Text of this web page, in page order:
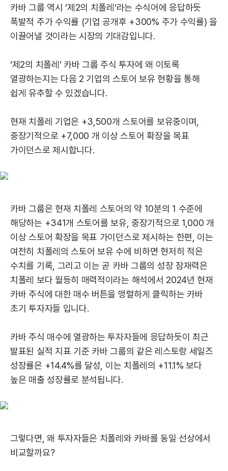
카바 그룹 역시 ‘제2의 치폴레‘라는 수식어에 응답하듯
폭발적 주가 수익률 (기업 공개후 +300% 주가 수익률) 을
이끌어낼 것이라는 시장의 기대감입니다.
‘제2의 치폴레’ 카바 그룹 주식 투자에 왜 이토록
열광하는지는 다음 2 기업의 스토어 보유 현황을 통해
쉽게 유추할 수 있겠습니다.
현재 치폴레 기업은 +3,500개 스토어를 보유중이며,
중장기적으로 +7,000 개 이상 스토어 확장을 목표
가이던스로 제시합니다.
카바 그룹은 현재 치폴레 스토어의 약 10분의 1 수준에
해당하는 +341개 스토어를 보유, 중장기적으로 1,000 개
이상 스토어 확장을 목표 가이던스로 제시하는 한편, 이는
여전히 치폴레의 스토어 보유 수에 비하면 현저히 적은
수치를 기록, 그리고 이는 곧 카바 그룹의 성장 잠재력은
치폴레 보다 월등히 매력적이라는 해석에서 2024년 현재
카바 주식에 대한 매수 버튼을 맹렬하게 클릭하는 카바
초기 투자자들 입니다.
카바 주식 매수에 열광하는 투자자들에 응답하듯이 최근
발표된 실적 지표 기준 카바 그룹의 같은 레스토랑 세일즈
성장률은 +14.4%를 달성, 이는 치폴레의 +11.1% 보다
높은 매출 성장률로 분석됩니다.
그렇다면, 왜 투자자들은 치폴레와 카바를 동일 선상에서
비교할까요?